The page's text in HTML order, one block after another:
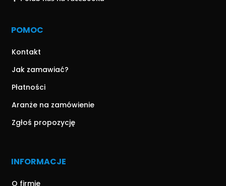
POMOC
Kontakt
Jak zamawiać?
Płatności
Aranże na zamówienie
Zgłoś propozycję
INFORMACJE
O firmie